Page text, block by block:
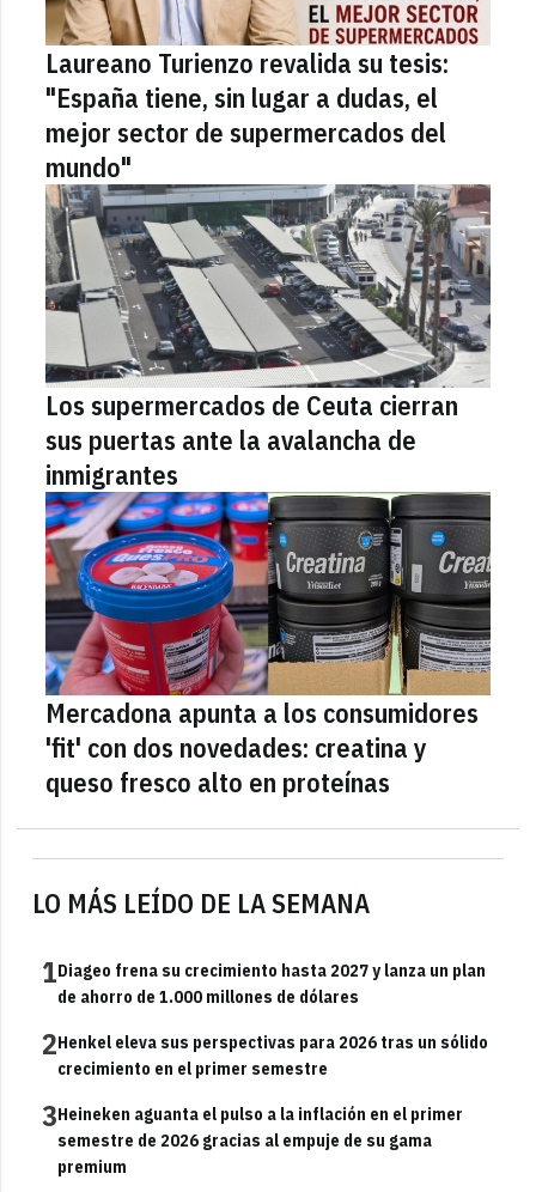
LO MÁS LEÍDO DE LA SEMANA
1Diageo frena su crecimiento hasta 2027 y lanza un plan
de ahorro de 1.000 millones de dólares
2Henkel eleva sus perspectivas para 2026 tras un sólido
crecimiento en el primer semestre
3Heineken aguanta el pulso a la inflación en el primer
semestre de 2026 gracias al empuje de su gama
premium
Laureano Turienzo revalida su tesis:
"España tiene, sin lugar a dudas, el
mejor sector de supermercados del
mundo"
Los supermercados de Ceuta cierran
sus puertas ante la avalancha de
inmigrantes
Mercadona apunta a los consumidores
'fit' con dos novedades: creatina y
queso fresco alto en proteínas